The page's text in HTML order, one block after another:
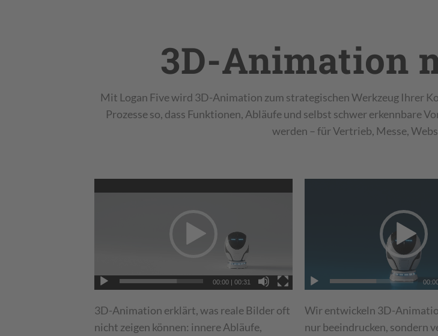
selbst unsichtbare Vorteile Ihrer Produkte
verständlich sichtbar machen – für Vertrieb,
Messe, Website und technische
Kommunikation.
3D-Animation
Mit Logan Five wird 3D-Animation zum strategischen Werkzeug Ihrer
Prozesse so, dass Funktionen, Abläufe und selbst schwer erkennbare
werden – für Vertrieb, Messe,
00:00| 00:31
3D-Animation erklärt, was reale Bilder oft
nicht zeigen können: innere Abläufe,
Wir entwickeln 3D-
nur beeindrucken, sondern